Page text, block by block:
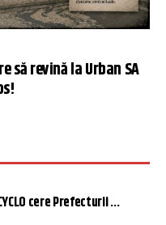
să revină la Urban SA
cere Prefecturii ...